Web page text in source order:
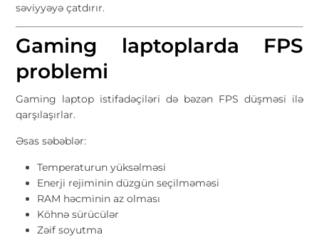
səviyyəyə çatdırır.
Gaming laptoplarda FPS
problemi
Gaming laptop istifadəçiləri də bəzən FPS düşməsi ilə
qarşılaşırlar.
Əsas səbəblər:
Temperaturun yüksəlməsi
Enerji rejiminin düzgün seçilməməsi
RAM həcminin az olması
Köhnə sürücülər
Zəif soyutma